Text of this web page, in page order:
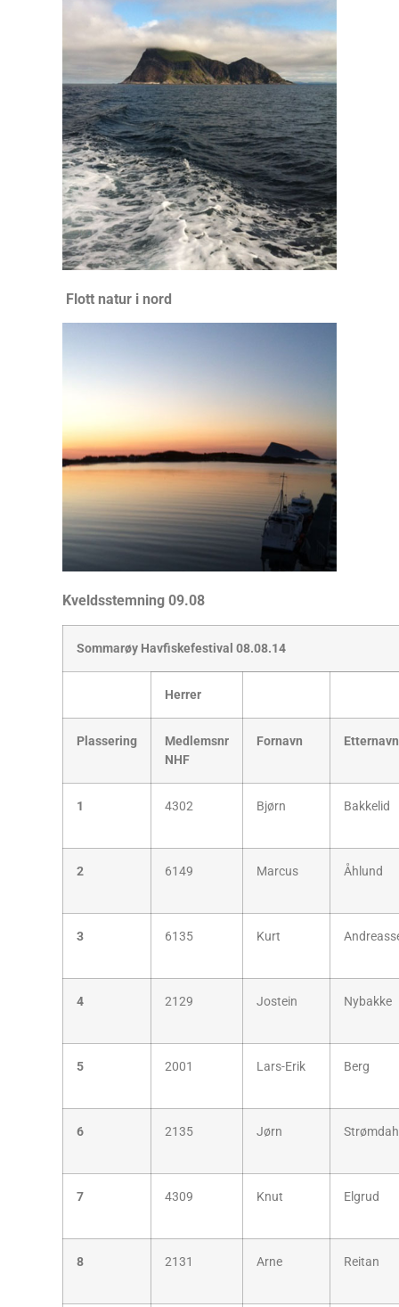
Flott natur i nord
Kveldsstemning 09.08
Sommarøy Havfiskefestival 08.08.14
Herrer
Plassering
Medlemsnr
NHF
Fornavn Etternavn
1 4302 Bjørn Bakkelid
2 6149 Marcus Åhlund
3 6135 Kurt
4 2129 Jostein Nybakke
5 2001 Lars-Erik Berg
6 2135 Jørn
7 4309 Knut Elgrud
8 2131 Arne Reitan